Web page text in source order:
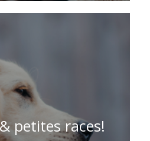
petites races!